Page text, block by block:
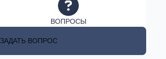
ВОПРОСЫ
ЗАДАТЬ ВОПРОС